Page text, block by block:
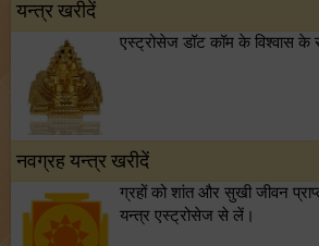
यन्त्र खरीदें
एस्ट्रोसेज डॉट कॉम के विश्वास के
नवग्रह यन्त्र खरीदें
ग्रहों को शांत और सुखी जीवन
यन्त्र एस्ट्रोसेज से लें।